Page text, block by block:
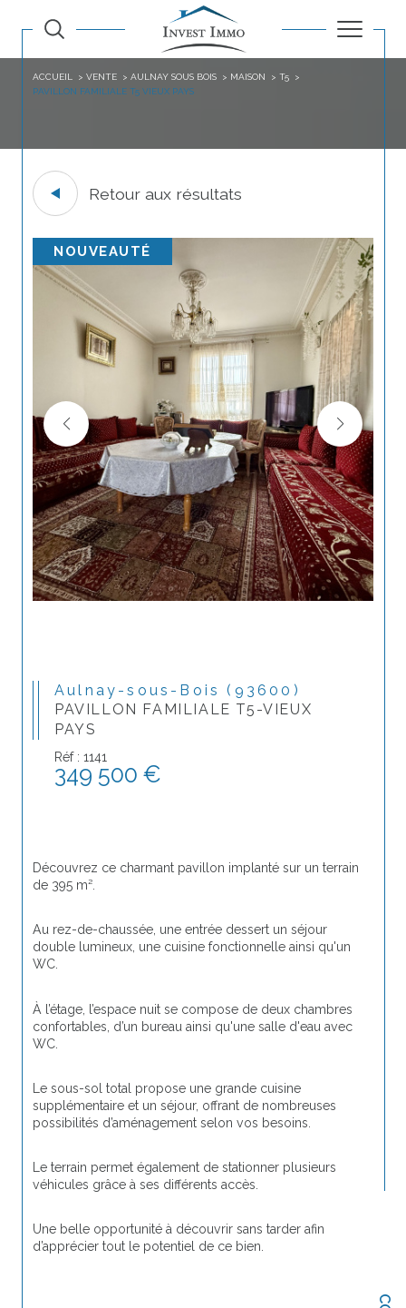
ACCUEIL VENTE AULNAY SOUS BOIS MAISON
T5
PAVILLON FAMILIALE T5 VIEUX PAYS
Retour aux résultats
NOUVEAUTÉ
Aulnay-sous-Bois (93600)
PAVILLON FAMILIALE T5-VIEUX
PAYS
Réf : 1141
349 500 €
Découvrez ce charmant pavillon implanté sur un terrain
de 395 m².
Au rez-de-chaussée, une entrée dessert un séjour
double lumineux, une cuisine fonctionnelle ainsi qu'un
WC.
À l’étage, l’espace nuit se compose de deux chambres
confortables, d’un bureau ainsi qu'une salle d'eau avec
WC.
Le sous-sol total propose une grande cuisine
supplémentaire et un séjour, offrant de nombreuses
possibilités d’aménagement selon vos besoins.
Le terrain permet également de stationner plusieurs
véhicules grâce à ses différents accès.
Une belle opportunité à découvrir sans tarder afin
d’apprécier tout le potentiel de ce bien.